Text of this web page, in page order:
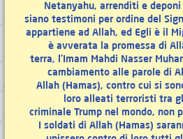
Netanyahu, arrenditi e
siano testimoni per ordine del
appartiene ad Allah, ed Egli è il
è avverata la promessa di
terra, l’Imam Mahdi Nasser
cambiamento alle parole di
Allah (Hamas), contro cui si
loro alleati terroristi tra
criminale Trump nel mondo, non
I soldati di Allah (Hamas)